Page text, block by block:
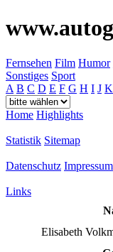
Fernsehen Film Humor
Sonstiges Sport
A B C D E F G H I J K
Home Highlights
Statistik Sitemap
Datenschutz Impressum
Links
Elisabeth